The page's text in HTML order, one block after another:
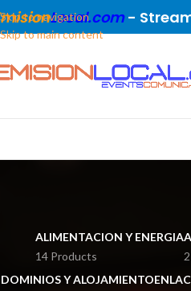
Skip to navigation
Skip to main content
Local.com-
ALIMENTACION Y ENERGIA
14 Products
DOMINIOS Y ALOJAMIENTO